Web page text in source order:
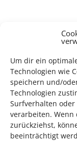
Um dir ein
Technologien wie
speichern und/
Technologien
Surfverhalten
verarbeiten.
zurückziehst,
beeinträchtigt
*KULTURTIPP